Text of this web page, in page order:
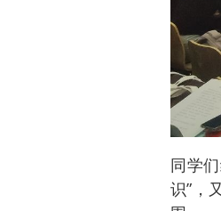
同学
识”，